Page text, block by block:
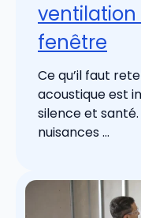
fenêtre
Ce qu’il faut
acoustique est
silence et santé.
nuisances ...